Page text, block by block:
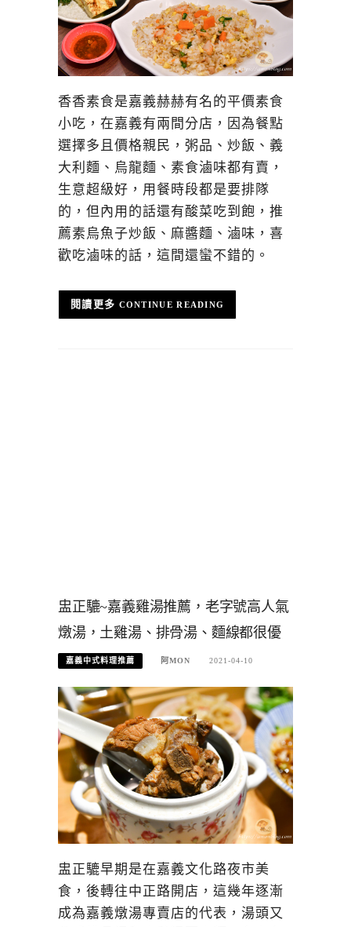
香香素食是嘉義赫赫有名的平價素食
小吃，在嘉義有兩間分店，因為餐點
選擇多且價格親民，粥品、炒飯、義
大利麵、烏龍麵、素食滷味都有賣，
生意超級好，用餐時段都是要排隊
的，但內用的話還有酸菜吃到飽，推
薦素烏魚子炒飯、麻醬麵、滷味，喜
歡吃滷味的話，這間還蠻不錯的。
CONTINUE READING
盅正騼~嘉義雞湯推薦，老字號高人氣
燉湯，土雞湯、排骨湯、麵線都很優
嘉義中式料理推薦 阿MON 2021-04-10
盅正騼早期是在嘉義文化路夜市美
食，後轉往中正路開店，這幾年逐漸
成為嘉義燉湯專賣店的代表，湯頭又